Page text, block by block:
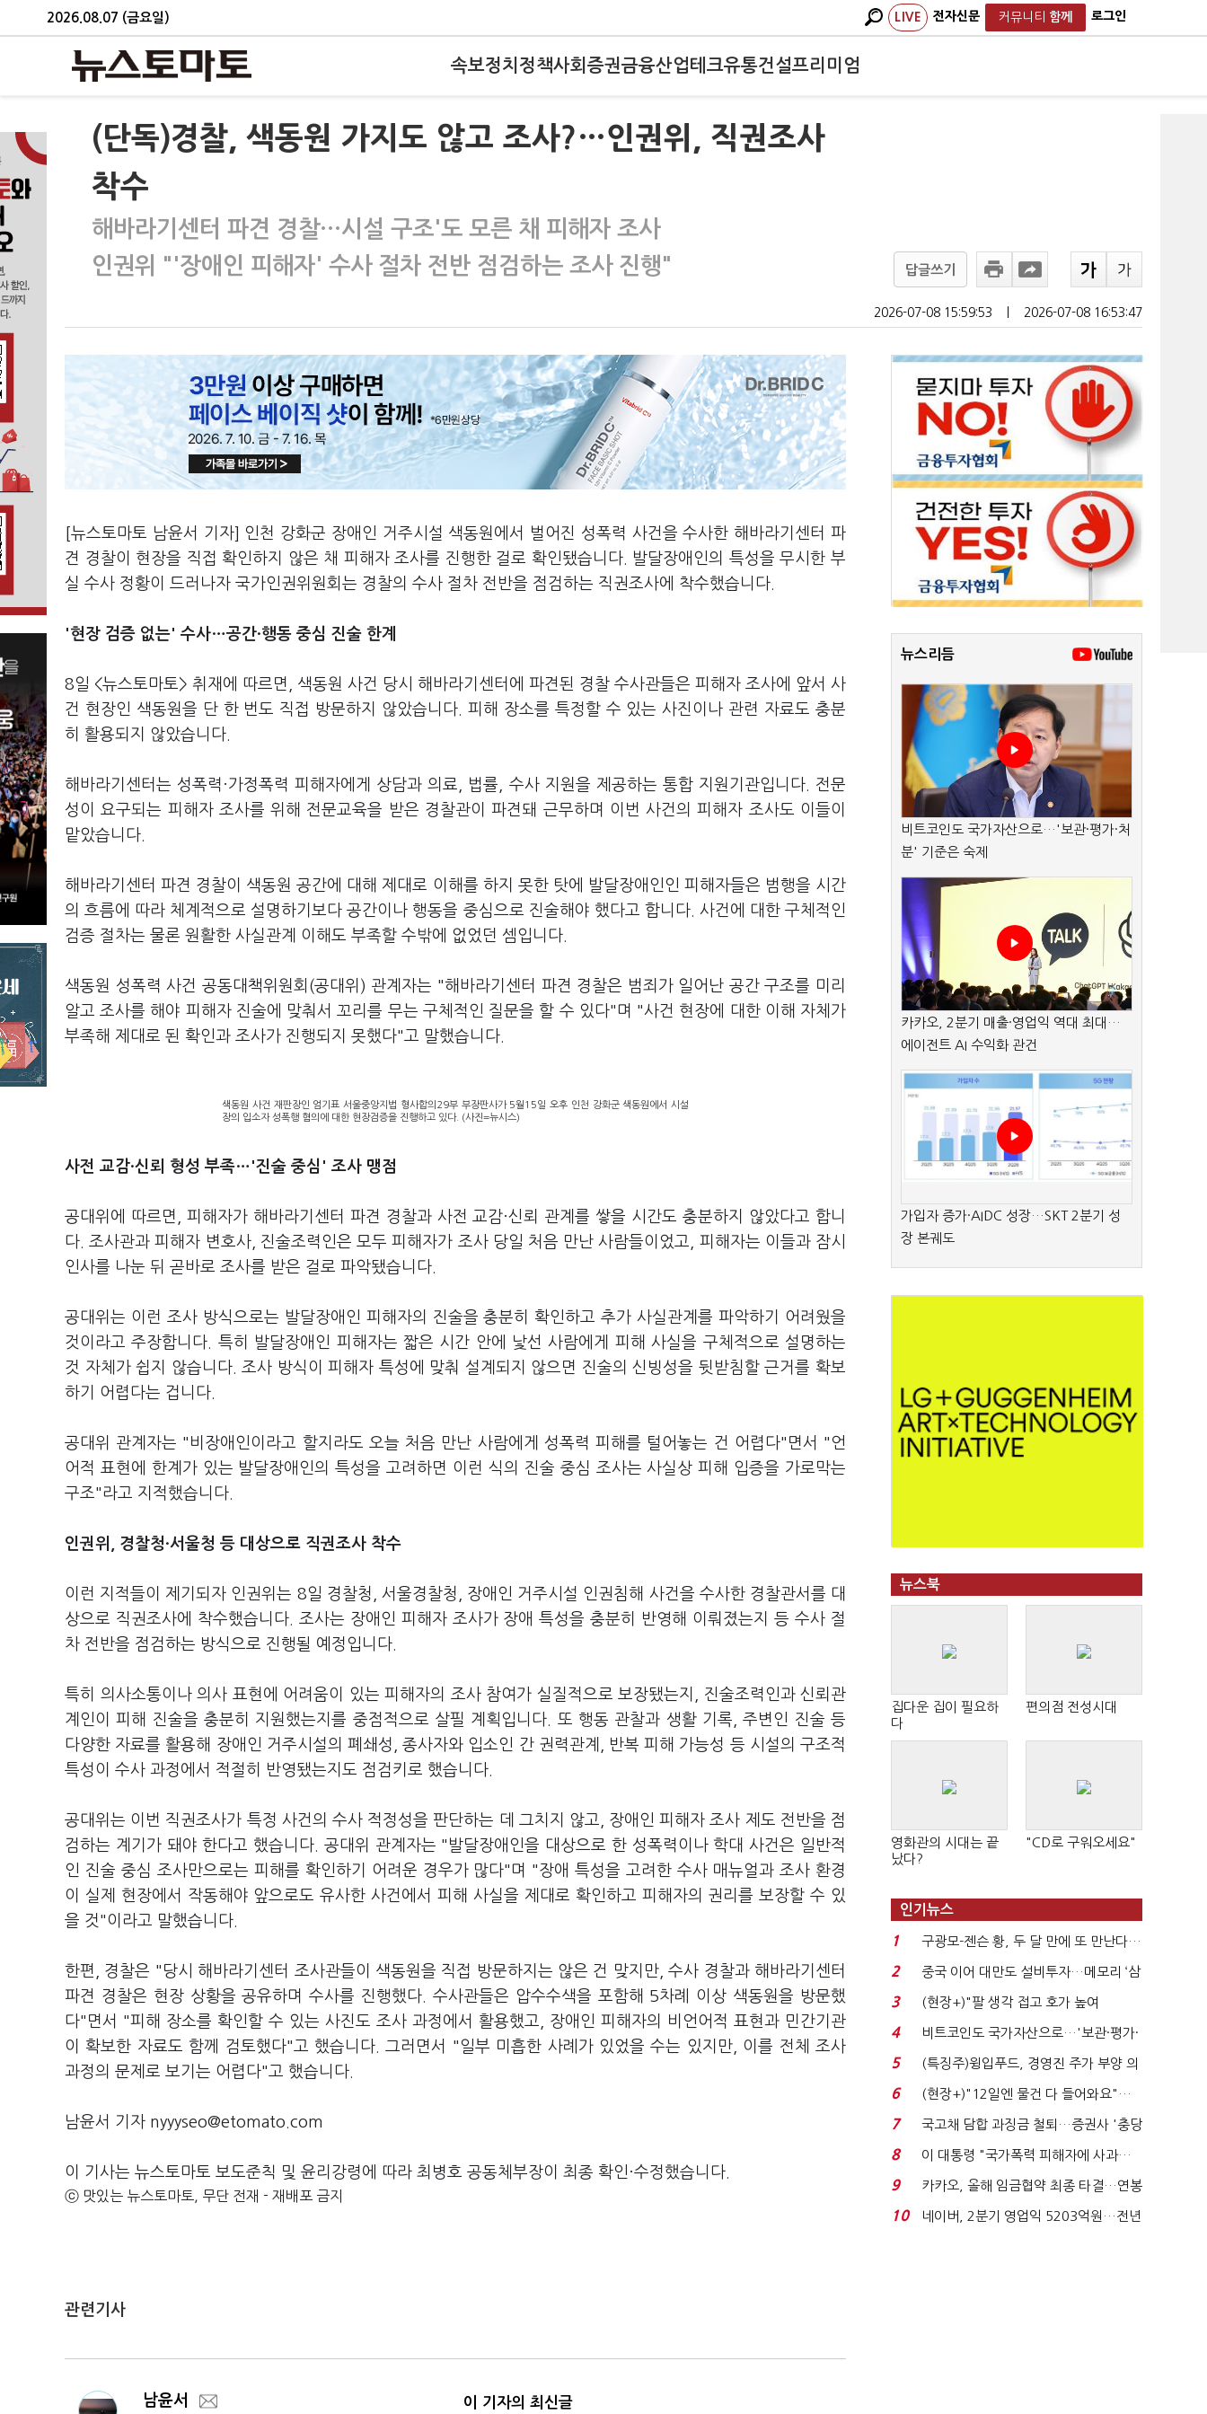
2026.08.07 (금요일) LIVE 전자신문 커뮤니티 함께 로그인
속보정치 정책사회 증권금융산업테크유통건설프리미엄
(단독)경찰, 색동원 가지도 않고 조사?…인권위, 직권조사
착수
해바라기센터 파견 경찰…시설 구조'도 모른 채 피해자 조사
인권위 "'장애인 피해자' 수사 절차 전반 점검하는 조사 진행"
답글쓰기
2026-07-08 15:59:53 2026-07-08 16:53:47
[뉴스토마토 남윤서 기자] 인천 강화군 장애인 거주시설 색동원에서 벌어진 성폭력 사건을 수사한 해바라기센터 파
견 경찰이 현장을 직접 확인하지 않은 채 피해자 조사를 진행한 걸로 확인됐습니다. 발달장애인의 특성을 무시한 부
실 수사 정황이 드러나자 국가인권위원회는 경찰의 수사 절차 전반을 점검하는 직권조사에 착수했습니다.
'현장 검증 없는' 수사…공간·행동 중심 진술 한계
8일 <뉴스토마토> 취재에 따르면, 색동원 사건 당시 해바라기센터에 파견된 경찰 수사관들은 피해자 조사에 앞서 사
건 현장인 색동원을 단 한 번도 직접 방문하지 않았습니다. 피해 장소를 특정할 수 있는 사진이나 관련 자료도 충분
히 활용되지 않았습니다.
해바라기센터는 성폭력·가정폭력 피해자에게 상담과 의료, 법률, 수사 지원을 제공하는 통합 지원기관입니다. 전문
성이 요구되는 피해자 조사를 위해 전문교육을 받은 경찰관이 파견돼 근무하며 이번 사건의 피해자 조사도 이들이
맡았습니다.
해바라기센터 파견 경찰이 색동원 공간에 대해 제대로 이해를 하지 못한 탓에 발달장애인인 피해자들은 범행을 시간
의 흐름에 따라 체계적으로 설명하기보다 공간이나 행동을 중심으로 진술해야 했다고 합니다. 사건에 대한 구체적인
검증 절차는 물론 원활한 사실관계 이해도 부족할 수밖에 없었던 셈입니다.
색동원 성폭력 사건 공동대책위원회(공대위) 관계자는 "해바라기센터 파견 경찰은 범죄가 일어난 공간 구조를 미리
알고 조사를 해야 피해자 진술에 맞춰서 꼬리를 무는 구체적인 질문을 할 수 있다"며 "사건 현장에 대한 이해 자체가
부족해 제대로 된 확인과 조사가 진행되지 못했다"고 말했습니다.
색동원 사건 재판장인 엄기표 서울중앙지법 형사합의29부 부장판사가 5월15일 오후 인천 강화군 색동원에서 시설
장의 입소자 성폭행 혐의에 대한 현장검증을 진행하고 있다. (사진=뉴시스)
사전 교감·신뢰 형성 부족…'진술 중심' 조사 맹점
공대위에 따르면, 피해자가 해바라기센터 파견 경찰과 사전 교감·신뢰 관계를 쌓을 시간도 충분하지 않았다고 합니
다. 조사관과 피해자 변호사, 진술조력인은 모두 피해자가 조사 당일 처음 만난 사람들이었고, 피해자는 이들과 잠시
인사를 나눈 뒤 곧바로 조사를 받은 걸로 파악됐습니다.
공대위는 이런 조사 방식으로는 발달장애인 피해자의 진술을 충분히 확인하고 추가 사실관계를 파악하기 어려웠을
것이라고 주장합니다. 특히 발달장애인 피해자는 짧은 시간 안에 낯선 사람에게 피해 사실을 구체적으로 설명하는
것 자체가 쉽지 않습니다. 조사 방식이 피해자 특성에 맞춰 설계되지 않으면 진술의 신빙성을 뒷받침할 근거를 확보
하기 어렵다는 겁니다.
공대위 관계자는 "비장애인이라고 할지라도 오늘 처음 만난 사람에게 성폭력 피해를 털어놓는 건 어렵다"면서 "언
어적 표현에 한계가 있는 발달장애인의 특성을 고려하면 이런 식의 진술 중심 조사는 사실상 피해 입증을 가로막는
구조"라고 지적했습니다.
인권위, 경찰청·서울청 등 대상으로 직권조사 착수
이런 지적들이 제기되자 인권위는 8일 경찰청, 서울경찰청, 장애인 거주시설 인권침해 사건을 수사한 경찰관서를 대
상으로 직권조사에 착수했습니다. 조사는 장애인 피해자 조사가 장애 특성을 충분히 반영해 이뤄졌는지 등 수사 절
차 전반을 점검하는 방식으로 진행될 예정입니다.
특히 의사소통이나 의사 표현에 어려움이 있는 피해자의 조사 참여가 실질적으로 보장됐는지, 진술조력인과 신뢰관
계인이 피해 진술을 충분히 지원했는지를 중점적으로 살필 계획입니다. 또 행동 관찰과 생활 기록, 주변인 진술 등
다양한 자료를 활용해 장애인 거주시설의 폐쇄성, 종사자와 입소인 간 권력관계, 반복 피해 가능성 등 시설의 구조적
특성이 수사 과정에서 적절히 반영됐는지도 점검키로 했습니다.
공대위는 이번 직권조사가 특정 사건의 수사 적정성을 판단하는 데 그치지 않고, 장애인 피해자 조사 제도 전반을 점
검하는 계기가 돼야 한다고 했습니다. 공대위 관계자는 "발달장애인을 대상으로 한 성폭력이나 학대 사건은 일반적
인 진술 중심 조사만으로는 피해를 확인하기 어려운 경우가 많다"며 "장애 특성을 고려한 수사 매뉴얼과 조사 환경
이 실제 현장에서 작동해야 앞으로도 유사한 사건에서 피해 사실을 제대로 확인하고 피해자의 권리를 보장할 수 있
을 것"이라고 말했습니다.
한편, 경찰은 "당시 해바라기센터 조사관들이 색동원을 직접 방문하지는 않은 건 맞지만, 수사 경찰과 해바라기센터
파견 경찰은 현장 상황을 공유하며 수사를 진행했다. 수사관들은 압수수색을 포함해 5차례 이상 색동원을 방문했
다"면서 "피해 장소를 확인할 수 있는 사진도 조사 과정에서 활용했고, 장애인 피해자의 비언어적 표현과 민간기관
이 확보한 자료도 함께 검토했다"고 했습니다. 그러면서 "일부 미흡한 사례가 있었을 수는 있지만, 이를 전체 조사
과정의 문제로 보기는 어렵다"고 했습니다.
남윤서 기자 nyyyseo@etomato.com
이 기사는 뉴스토마토 보도준칙 및 윤리강령에 따라 최병호 공동체부장이 최종 확인·수정했습니다.
ⓒ 맛있는 뉴스토마토, 무단 전재 - 재배포 금지
관련기사
남윤서 이 기자의 최신글
뉴스리듬
비트코인도 국가자산으로…'보관·평가·처
분' 기준은 숙제
카카오, 2분기 매출·영업익 역대 최대…
에이전트 AI 수익화 관건
가입자 증가·AIDC 성장…SKT 2분기 성
장 본궤도
뉴스북
집다운 집이 필요하
다
편의점 전성시대
영화관의 시대는 끝
났다?
"CD로 구워오세요"
인기뉴스
1
구광모-젠슨 황, 두 달 만에 또 만난다…
로봇·AI 등 논...
2
중국 이어 대만도 설비투자…메모리 ‘삼
국전쟁’
3
(현장+)"팔 생각 접고 호가 높여
요"…'덜 똘똘한 한 채' 20...
4
비트코인도 국가자산으로…'보관·평가·
처분' 기준은 ...
5
(특징주)윙입푸드, 경영진 주가 부양 의
지에 상한가...
6
(현장+)"12일엔 물건 다 들어와요"…
빈 매대 채우며 문 연 ...
7
국고채 담합 과징금 철퇴…증권사 '충당
금 폭탄' 우려...
8
이 대통령 "국가폭력 피해자에 사과…
적극적 조사로 진...
9
카카오, 올해 임금협약 최종 타결…연봉
6.3% 인상·격려...
10
네이버, 2분기 영업익 5203억원…전년